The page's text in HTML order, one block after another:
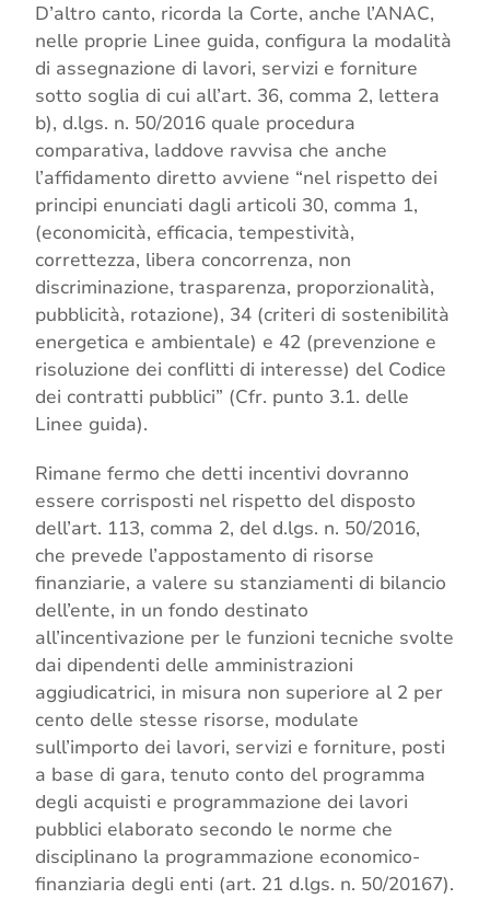
D’altro canto, ricorda la Corte, anche l’ANAC,
nelle proprie Linee guida, configura la modalità
di assegnazione di lavori, servizi e forniture
sotto soglia di cui all’art. 36, comma 2, lettera
b), d.lgs. n. 50/2016 quale procedura
comparativa, laddove ravvisa che anche
l’affidamento diretto avviene “nel rispetto dei
principi enunciati dagli articoli 30, comma 1,
(economicità, efficacia, tempestività,
correttezza, libera concorrenza, non
discriminazione, trasparenza, proporzionalità,
pubblicità, rotazione), 34 (criteri di sostenibilità
energetica e ambientale) e 42 (prevenzione e
risoluzione dei conflitti di interesse) del Codice
dei contratti pubblici” (Cfr. punto 3.1. delle
Linee guida).
Rimane fermo che detti incentivi dovranno
essere corrisposti nel rispetto del disposto
dell’art. 113, comma 2, del d.lgs. n. 50/2016,
che prevede l’appostamento di risorse
finanziarie, a valere su stanziamenti di bilancio
dell’ente, in un fondo destinato
all’incentivazione per le funzioni tecniche svolte
dai dipendenti delle amministrazioni
aggiudicatrici, in misura non superiore al 2 per
cento delle stesse risorse, modulate
sull’importo dei lavori, servizi e forniture, posti
a base di gara, tenuto conto del programma
degli acquisti e programmazione dei lavori
pubblici elaborato secondo le norme che
disciplinano la programmazione economico-
finanziaria degli enti (art. 21 d.lgs. n. 50/20167).